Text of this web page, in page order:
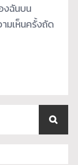
งฉันบน
มเห็นครั้งถัด